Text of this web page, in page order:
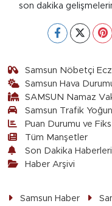
son dakika
Samsun Nöbetçi
Samsun Hava
SAMSUN Namaz
Samsun Trafik
Puan Durumu ve
Tüm Manşetler
Son Dakika Haberleri
Haber Arşivi
Samsun Haber